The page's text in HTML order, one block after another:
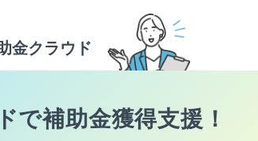
金クラウド
で補助金獲得支援！